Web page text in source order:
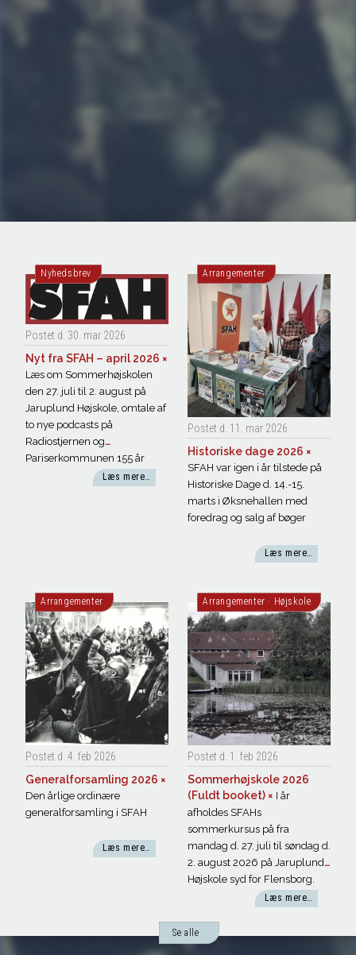
Nyhedsbrev
Postet d. 30. mar 2026
Nyt fra SFAH – april 2026 ×
Læs om Sommerhøjskolen
den 27. juli til 2. august på
Jaruplund Højskole, omtale af
to nye podcasts på
Radiostjernen og
Pariserkommunen 155 år
Læs mere…
Arrangementer
Postet d. 11. mar 2026
Historiske dage 2026 ×
SFAH var igen i år tilstede på
Historiske Dage d. 14.-15.
marts i Øksnehallen med
foredrag og salg af bøger
Læs mere…
Arrangementer
Postet d. 4. feb 2026
Generalforsamling 2026 ×
Den årlige ordinære
generalforsamling i SFAH
Læs mere…
Arrangementer · Højskole
Postet d. 1. feb 2026
Sommerhøjskole 2026
(Fuldt booket) × I år
afholdes SFAHs
sommerkursus på fra
mandag d. 27. juli til søndag d.
2. august 2026 på Jaruplund
Højskole syd for Flensborg.
Tag med på en tur rundt i
og få et indblik i dens mange
forskellige sider: fagligt,
Læs mere…
Se alle